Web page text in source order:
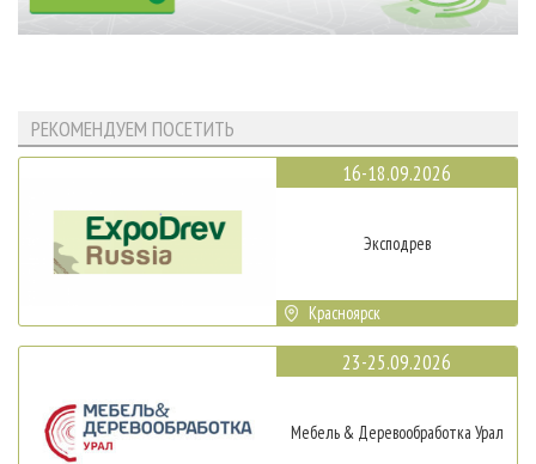
РЕКОМЕНДУЕМ ПОСЕТИТЬ
16-18.09.2026
Эксподрев
Красноярск
23-25.09.2026
Мебель & Деревообработка Урал